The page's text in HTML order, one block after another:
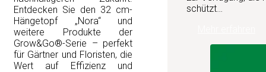
schützt…
Entdecken Sie den 32 cm-
Hängetopf „Nora“ und
weitere Produkte der
Grow&Go®-Serie – perfekt
für Gärtner und Floristen, die
Wert auf Effizienz und